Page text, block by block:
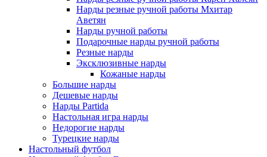
Нарды резные ручной работы Мхитар
Аветян
Нарды ручной работы
Подарочные нарды ручной работы
Резные нарды
Эксклюзивные нарды
Кожаные нарды
Большие нарды
Дешевые нарды
Нарды Partida
Настольная игра нарды
Недорогие нарды
Турецкие нарды
Настольный футбол